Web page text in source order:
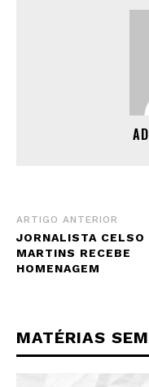
ARTIGO ANTERIOR
JORNALISTA CELSO
MARTINS RECEBE
HOMENAGEM
MATÉRIAS